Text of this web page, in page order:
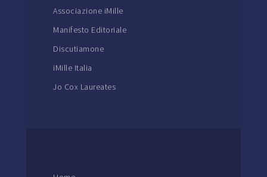
Associazione iMille
Manifesto Editoriale
Discutiamone
iMille Italia
Jo Cox Laureates